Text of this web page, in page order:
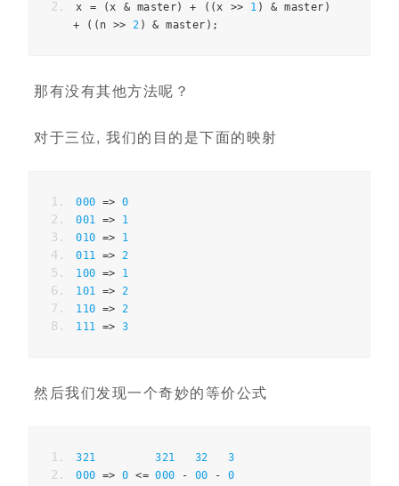
x = (x & master) + ((x >> 1 ) & master )
+
(( n >> 2 ) & master );
那有没有其他方法呢？
对于三位, 我们的目的是下面的映射
000 => 0
001 =>
1
010 =>
1
011 => 2
100 =>
1
101 => 2
110 => 2
111 => 3
然后我们发现一个奇妙的等价公式
321 321 32
3
000 => 0 <= 000 - 00 -
0